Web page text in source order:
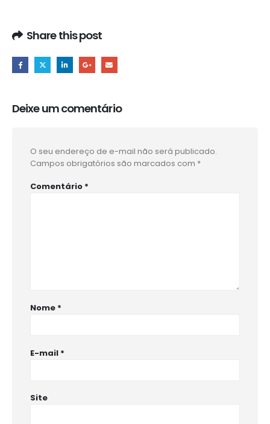
Share this post
Deixe um comentário
O seu endereço de e-mail não será publicado.
Campos obrigatórios são marcados com *
Comentário *
Nome *
E-mail *
Site